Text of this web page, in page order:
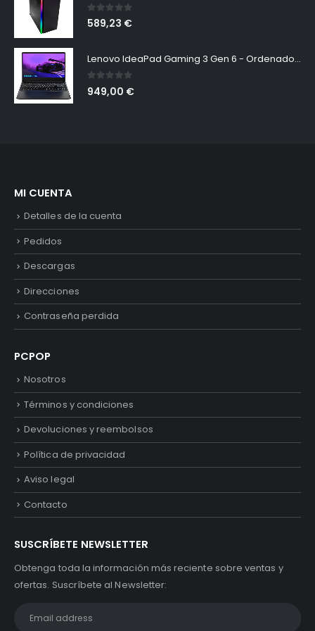
0out of 5
589,23 €
Lenovo IdeaPad Gaming 3 Gen 6 - Ordenador Portátil 15.6" FullHD 60Hz (Intel Core i5-11320H, 16GB RAM, 512GB SSD, NVIDIA GeForce RTX 3050-4GB, Sin Sistema Operativo) Negro, Teclado QWERTY
0out of 5
949,00 €
MI CUENTA
Detalles de la cuenta
Pedidos
Descargas
Direcciones
Contraseña perdida
PCPOP
Nosotros
Términos y condiciones
Devoluciones y reembolsos
Política de privacidad
Aviso legal
Contacto
SUSCRÍBETE NEWSLETTER
Obtenga toda la información más reciente sobre ventas y
ofertas. Suscríbete al Newsletter: